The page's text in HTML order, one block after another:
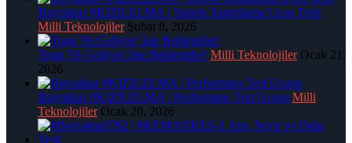
Bayraktar #KIZILELMA | Sistem Tanımlama Uçuş Testi
Milli Teknolojiler Şubat 8, 2026
Togg T6 Geliyor! İşte Beklentiler! Milli Teknolojiler Ocak 21,
2026
Bayraktar #KIZILELMA | Performans Test Uçuşu Milli
Teknolojiler Ocak 20, 2026